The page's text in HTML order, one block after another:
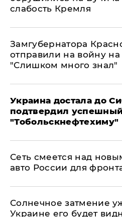
слабость Кремля
Замгубернатора
отправили на войну
"Слишком много знал"
Украина достала до
подтвердил
"Тобольскнефтехиму"
Сеть смеется над
авто России для
​Солнечное затмение
Украине его будет